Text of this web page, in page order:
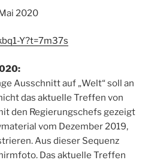
2020
Y?t=7m37s
Ausschnitt auf „Welt“ soll an
das aktuelle Treffen von
den Regierungschefs gezeigt
vom Dezember 2019,
Aus dieser Sequenz
Das aktuelle Treffen